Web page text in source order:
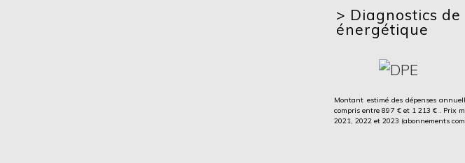
> Diagnostics
énergétique
Montant estimé des dépenses
compris entre 897 € et 1 213 € . Prix
2021, 2022 et 2023 (abonnements